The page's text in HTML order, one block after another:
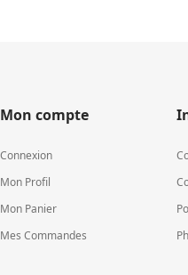
Mon compte
Connexion
Mon Profil
Mon Panier
Mes Commandes